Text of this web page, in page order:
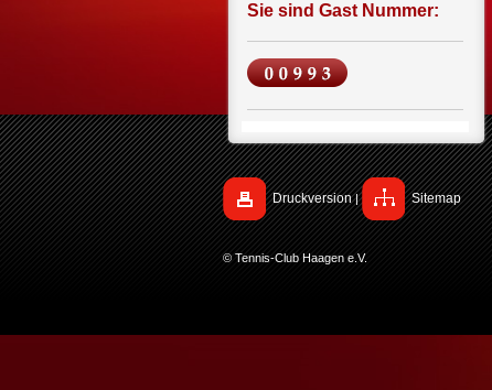
Sie sind Gast Nummer:
Druckversion | Sitemap
© Tennis-Club Haagen e.V.